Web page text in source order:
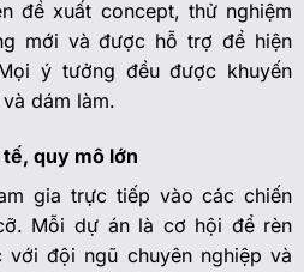
đề xuất concept, thử nghiệm
mới và được hỗ trợ để hiện
ý tưởng đều được khuyến
dám làm.
quy mô lớn
gia trực tiếp vào các chiến
Mỗi dự án là cơ hội để rèn
với đội ngũ chuyên nghiệp và